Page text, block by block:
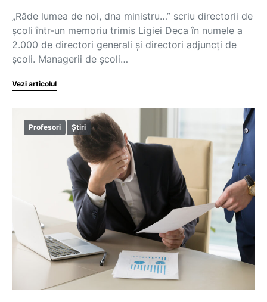
„Râde lumea de noi, dna ministru…” scriu directorii de
școli într-un memoriu trimis Ligiei Deca în numele a
2.000 de directori generali și directori adjuncți de
școli. Managerii de școli…
Vezi articolul
Profesori Știri